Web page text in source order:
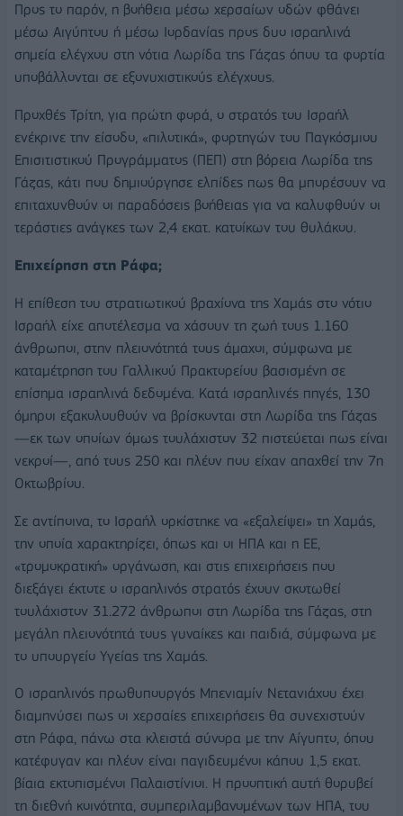
Προς το παρόν, η βοήθεια μέσω χερσαίων οδών φθάνει
μέσω Αιγύπτου ή μέσω Ιορδανίας προς δυο ισραηλινά
σημεία ελέγχου στη νότια Λωρίδα της Γάζας όπου τα φορτία
υποβάλλονται σε εξονυχιστικούς ελέγχους.
Προχθές Τρίτη, για πρώτη φορά, ο στρατός του Ισραήλ
ενέκρινε την είσοδο, «πιλοτικά», φορτηγών του Παγκόσμιου
Επισιτιστικού Προγράμματος (ΠΕΠ) στη βόρεια Λωρίδα της
Γάζας, κάτι που δημιούργησε ελπίδες πως θα μπορέσουν να
επιταχυνθούν οι παραδόσεις βοήθειας για να καλυφθούν οι
τεράστιες ανάγκες των 2,4 εκατ. κατοίκων του θυλάκου.
Επιχείρηση στη Ράφα;
Η επίθεση του στρατιωτικού βραχίονα της Χαμάς στο νότιο
Ισραήλ είχε αποτέλεσμα να χάσουν τη ζωή τους 1.160
άνθρωποι, στην πλειονότητά τους άμαχοι, σύμφωνα με
καταμέτρηση του Γαλλικού Πρακτορείου βασισμένη σε
επίσημα ισραηλινά δεδομένα. Κατά ισραηλινές πηγές, 130
όμηροι εξακολουθούν να βρίσκονται στη Λωρίδα της Γάζας
—εκ των οποίων όμως τουλάχιστον 32 πιστεύεται πως είναι
νεκροί—, από τους 250 και πλέον που είχαν απαχθεί την 7η
Οκτωβρίου.
Σε αντίποινα, το Ισραήλ ορκίστηκε να «εξαλείψει» τη Χαμάς,
την οποία χαρακτηρίζει, όπως και οι ΗΠΑ και η ΕΕ,
«τρομοκρατική» οργάνωση, και στις επιχειρήσεις που
διεξάγει έκτοτε ο ισραηλινός στρατός έχουν σκοτωθεί
τουλάχιστον 31.272 άνθρωποι στη Λωρίδα της Γάζας, στη
μεγάλη πλειονότητά τους γυναίκες και παιδιά, σύμφωνα με
το υπουργείο Υγείας της Χαμάς.
Ο ισραηλινός πρωθυπουργός Μπενιαμίν Νετανιάχου έχει
διαμηνύσει πως οι χερσαίες επιχειρήσεις θα συνεχιστούν
στη Ράφα, πάνω στα κλειστά σύνορα με την Αίγυπτο, όπου
κατέφυγαν και πλέον είναι παγιδευμένοι κάπου 1,5 εκατ.
βίαια εκτοπισμένοι Παλαιστίνιοι. Η προοπτική αυτή θορυβεί
τη διεθνή κοινότητα, συμπεριλαμβανομένων των ΗΠΑ, του